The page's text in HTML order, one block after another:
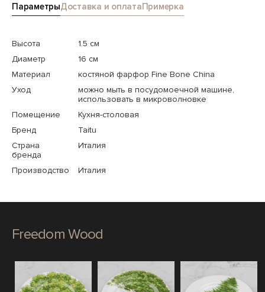
ПараметрыДоставка и оплатаПримерка
Высота
1.5 см
Диаметр
16 см
Материал
костяной фарфор Fine Bone China
Уход
можно мыть в посудомоечной машине,
использовать в микроволновке
Помещение
Кухня-столовая
Бренд
Taitu
Страна
бренда
Италия
Производство Италия
Freedom Wood